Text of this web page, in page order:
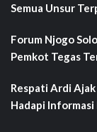
Semua Unsur
Forum Njogo
Pemkot Tegas
Respati Ardi
Hadapi